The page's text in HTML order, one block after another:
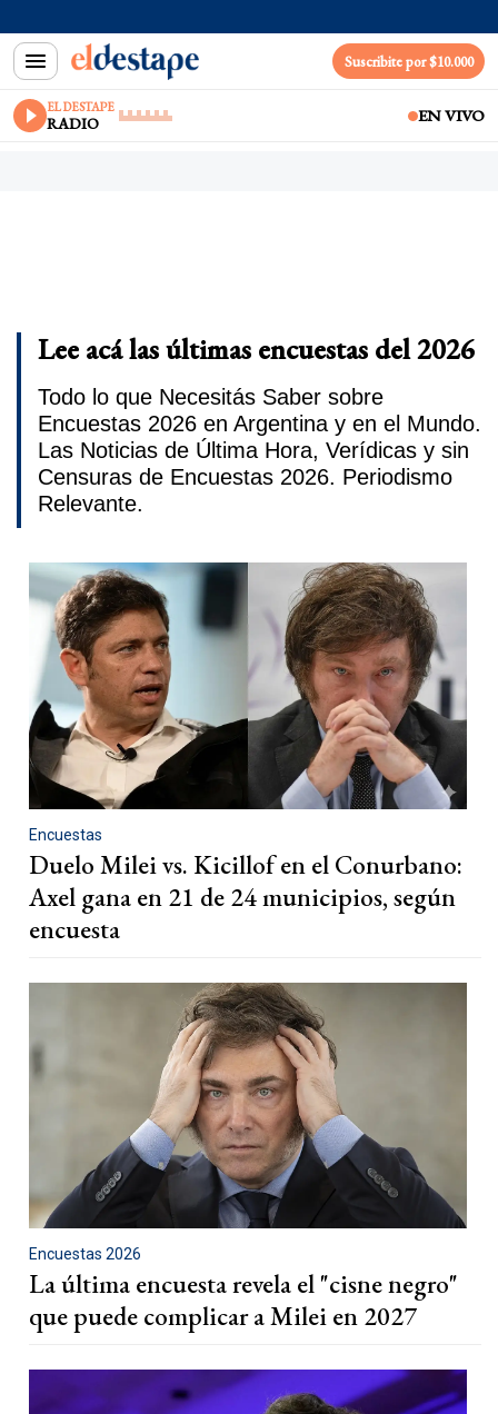
Suscribite por $10.000
EL DESTAPE
RADIO EN VIVO
Lee acá las últimas encuestas del 2026
Todo lo que Necesitás Saber sobre
Encuestas 2026 en Argentina y en el Mundo.
Las Noticias de Última Hora, Verídicas y sin
Censuras de Encuestas 2026. Periodismo
Relevante.
Encuestas
Duelo Milei vs. Kicillof en el Conurbano:
Axel gana en 21 de 24 municipios, según
encuesta
Encuestas 2026
La última encuesta revela el "cisne negro"
que puede complicar a Milei en 2027